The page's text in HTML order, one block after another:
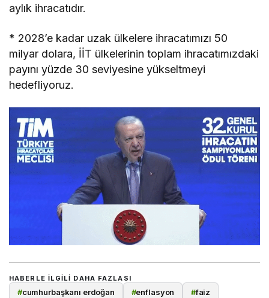
aylık ihracatıdır.
* 2028’e kadar uzak ülkelere ihracatımızı 50
milyar dolara, İİT ülkelerinin toplam ihracatımızdaki
payını yüzde 30 seviyesine yükseltmeyi
hedefliyoruz.
HABERLE ILGILI DAHA FAZLASI
#cumhurbaşkanı erdoğan #enflasyon #faiz